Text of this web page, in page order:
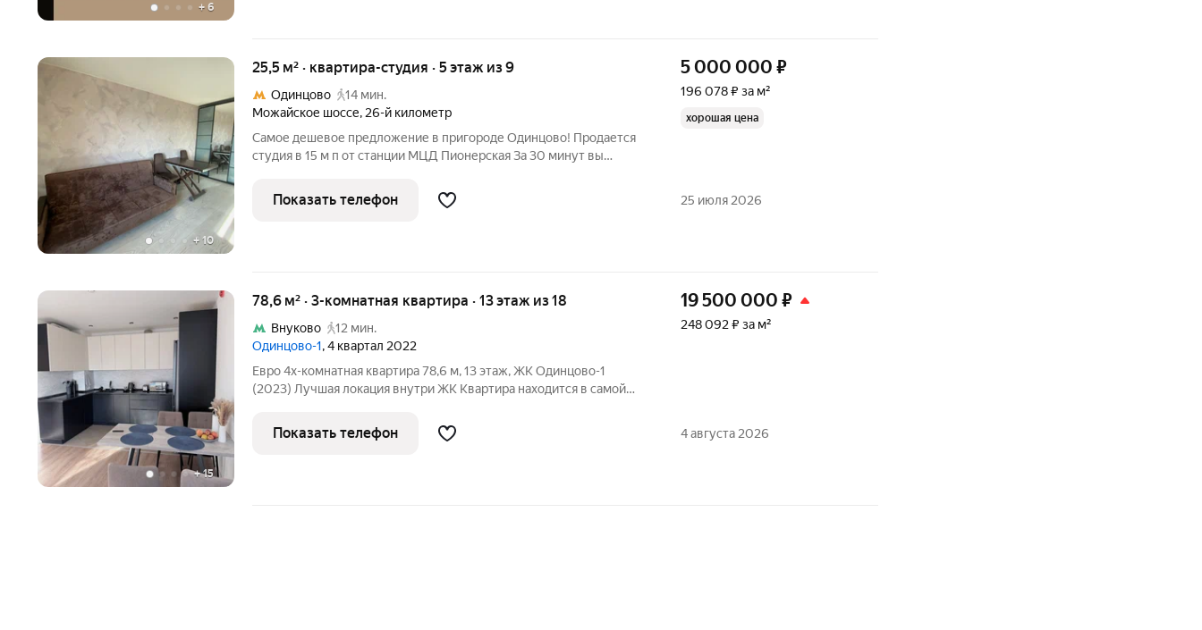
+ 6
+ 10
25,5 м² · квартира-студия · 5 этаж из 9
Одинцово
14 мин.
Можайское шоссе, 26-й километр
Самое дешевое предложение в пригороде Одинцово! Продается
студия в 15 м п от станции МЦД Пионерская За 30 минут вы
раздельный, кухни нет, имеется небольшой кухонный уголок с
индукционной
5 000 000 ₽
196 078 ₽ за м²
хорошая цена
Показать телефон 25 июля 2026
+15
78,6 м² · 3-комнатная квартира · 13 этаж из 18
Внуково
12 мин.
Одинцово-1, 4 квартал 2022
Евро 4х-комнатная квартира 78,6 м, 13 этаж, ЖК Одинцово-1
(2023) Лучшая локация внутри ЖК Квартира находится в самой
пешком), быстрый выезд на МКАД/Можайское шоссе. Рядом
продуктовый
19 500 000 ₽
248 092 ₽ за м²
Показать телефон 4 августа 2026